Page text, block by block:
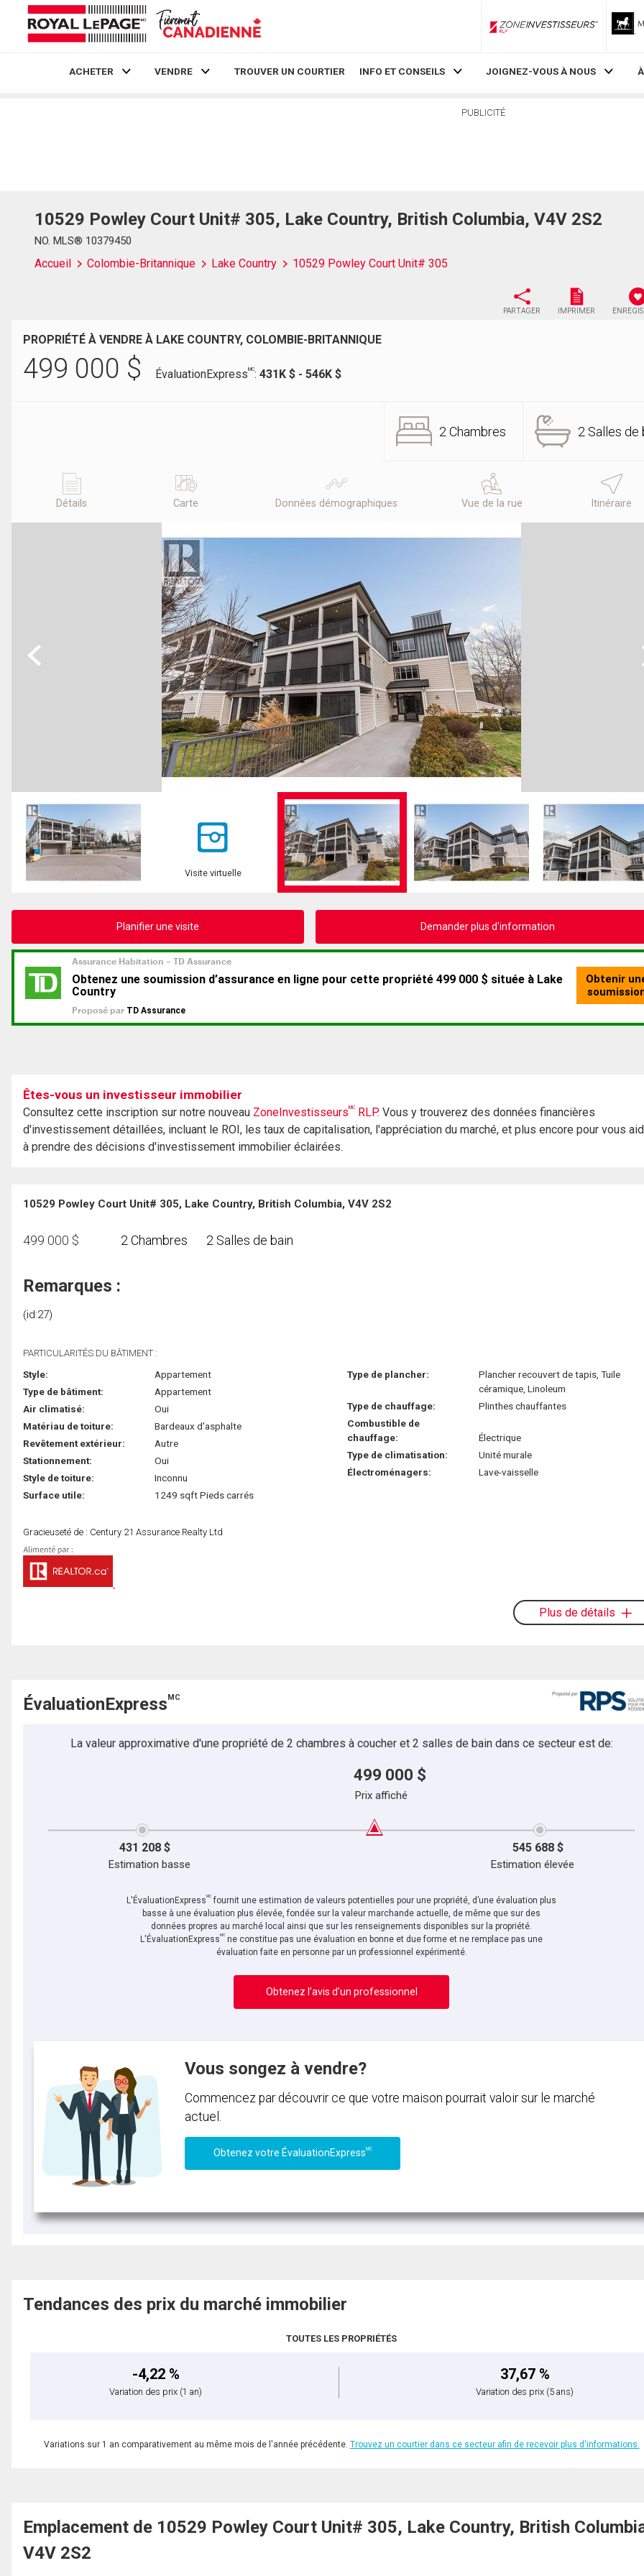
ZoneInvestisseurs RLP
ACHETER VENDRE TROUVER UN COURTIER INFO ET CONSEILS JOIGNEZ-VOUS À NOUS
PUBLICITÉ
10529 Powley Court Unit# 305, Lake Country, British Columbia, V4V 2S2
NO. MLS® 10379450
Accueil Colombie-Britannique Lake Country 10529 Powley Court Unit# 305
PARTAGER IMPRIMER
PROPRIÉTÉ À VENDRE À LAKE COUNTRY, COLOMBIE-BRITANNIQUE
499 000 $ ÉvaluationExpressMC: 431K $ - 546K $
2 Chambres 2 Salles de
Détails Carte Données démographiques Vue de la rue Itinéraire
Previous
Visite virtuelle
Planifier une visite Demander plus d'information
Êtes-vous un investisseur immobilier
Consultez cette inscription sur notre nouveau ZoneInvestisseursMC RLP. Vous y trouverez des données financières
d'investissement détaillées, incluant le ROI, les taux de capitalisation, l'appréciation du marché, et plus encore pour vous
à prendre des décisions d'investissement immobilier éclairées.
10529 Powley Court Unit# 305, Lake Country, British Columbia, V4V 2S2
499 000 $ 2 Chambres 2 Salles de bain
Remarques :
(id:27)
PARTICULARITÉS DU BÂTIMENT :
Style:
Appartement
Type de bâtiment:
Appartement
Air climatisé:
Oui
Matériau de toiture:
Bardeaux d'asphalte
Revêtement extérieur:
Autre
Stationnement:
Oui
Style de toiture:
Inconnu
Surface utile:
1249 sqft Pieds carrés
Type de plancher:
Plancher recouvert de tapis, Tuile
céramique, Linoleum
Type de chauffage:
Plinthes chauffantes
Combustible de
chauffage:
Électrique
Type de climatisation:
Unité murale
Électroménagers:
Lave-vaisselle
Gracieuseté de : Century 21 Assurance Realty Ltd
Plus de détails
ÉvaluationExpressMC
La valeur approximative d'une propriété de 2 chambres à coucher et 2 salles de bain dans ce secteur est de:
499 000 $
Prix affiché
431 208 $ 545 688 $
Estimation basse Estimation élevée
L'ÉvaluationExpressMC fournit une estimation de valeurs potentielles pour une propriété, d’une évaluation plus
basse à une évaluation plus élevée, fondée sur la valeur marchande actuelle, de même que sur des
données propres au marché local ainsi que sur les renseignements disponibles sur la propriété.
L'ÉvaluationExpressMC ne constitue pas une évaluation en bonne et due forme et ne remplace pas une
évaluation faite en personne par un professionnel expérimenté.
Obtenez l’avis d’un professionnel
Vous songez à vendre?
Commencez par découvrir ce que votre maison pourrait valoir sur le marché
actuel.
Obtenez votre ÉvaluationExpressMC
Tendances des prix du marché immobilier
TOUTES LES PROPRIÉTÉS
-4,22 %
Variation des prix (1 an)
37,67 %
Variation des prix (5 ans)
Variations sur 1 an comparativement au même mois de l'année précédente. Trouvez un courtier dans ce secteur afin de recevoir plus d'informations.
Emplacement de 10529 Powley Court Unit# 305, Lake Country, British
V4V 2S2